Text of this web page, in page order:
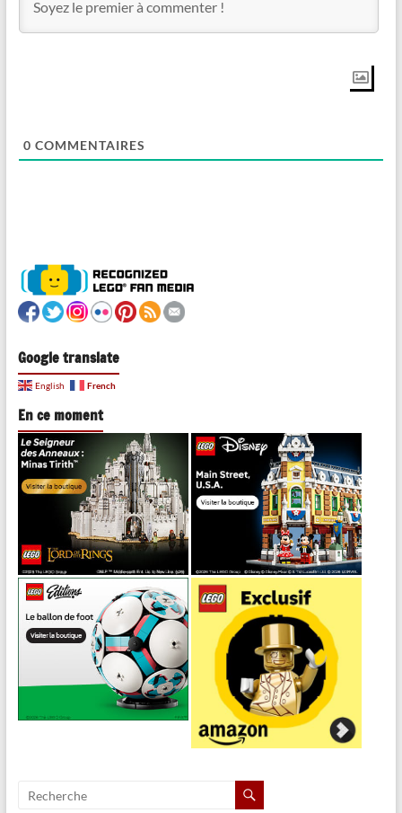
0 COMMENTAIRES
Google translate
English French
En ce moment